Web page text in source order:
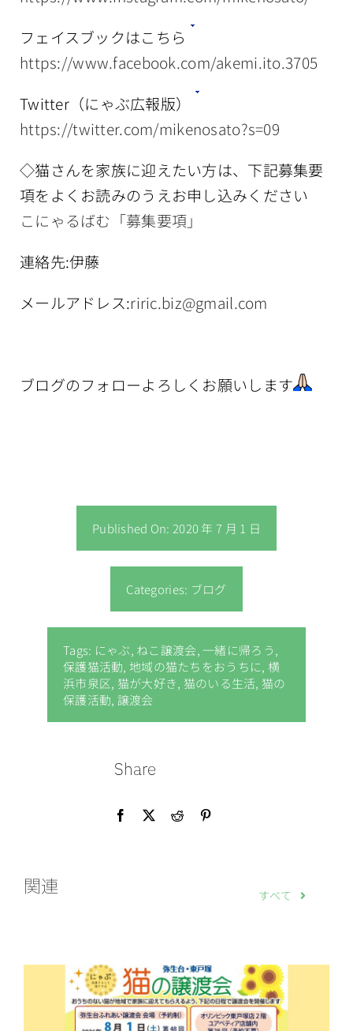
フェイスブックはこちら
https://www.facebook.com/akemi.ito.3705
Twitter（にゃぶ広報版）
https://twitter.com/mikenosato?s=09
◇猫さんを家族に迎えたい方は、下記募集要
項をよくお読みのうえお申し込みください
こにゃるばむ「募集要項」
連絡先:伊藤
メールアドレス:riric.biz@gmail.com
ブログのフォローよろしくお願いします
Published On: 2020 年 7 月 1 日
Categories: ブログ
Tags: にゃぶ, ねこ譲渡会, 一緒に帰ろう,
保護猫活動,地域の猫たちをおうちに, 横
浜市泉区, 猫が大好き, 猫のいる生活, 猫の
保護活動, 譲渡会
Share
関連 すべて